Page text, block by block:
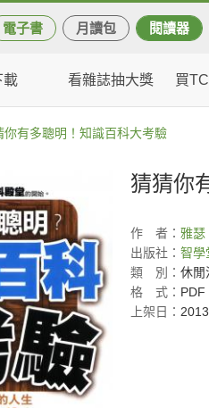
電子書 月讀包 閱讀器
載 看雜誌抽大獎 買
你有多聰明！知識百科大考驗
猜猜你
作 者： 雅瑟
出版社： 智學
類
別： 休閒
格
式： PDF
上架日：